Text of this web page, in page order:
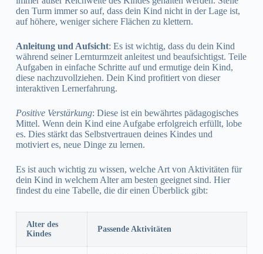
den Turm immer so auf, dass dein Kind nicht in der Lage ist,
auf höhere, weniger sichere Flächen zu klettern.
Anleitung und Aufsicht: Es ist wichtig, dass du dein Kind
während seiner Lernturmzeit anleitest und beaufsichtigst. Teile
Aufgaben in einfache Schritte auf und ermutige dein Kind,
diese nachzuvollziehen. Dein Kind profitiert von dieser
interaktiven Lernerfahrung.
Positive Verstärkung: Diese ist ein bewährtes pädagogisches
Mittel. Wenn dein Kind eine Aufgabe erfolgreich erfüllt, lobe
es. Dies stärkt das Selbstvertrauen deines Kindes und
motiviert es, neue Dinge zu lernen.
Es ist auch wichtig zu wissen, welche Art von Aktivitäten für
dein Kind in welchem Alter am besten geeignet sind. Hier
findest du eine Tabelle, die dir einen Überblick gibt:
Alter des
Kindes
Passende Aktivitäten